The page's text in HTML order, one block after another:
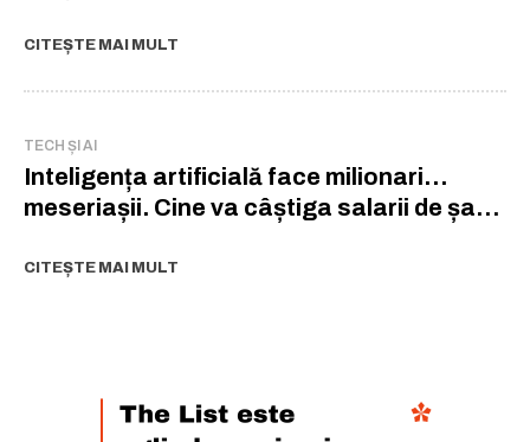
CITEȘTE MAI MULT
TECH ȘI AI
Inteligența artificială face milionari…
meseriașii. Cine va câștiga salarii de șase
CITEȘTE MAI MULT